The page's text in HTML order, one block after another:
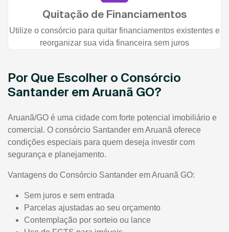
Quitação de Financiamentos
Utilize o consórcio para quitar financiamentos existentes e
reorganizar sua vida financeira sem juros
Por Que Escolher o Consórcio
Santander em Aruanã GO?
Aruanã/GO é uma cidade com forte potencial imobiliário e
comercial. O consórcio Santander em Aruanã oferece
condições especiais para quem deseja investir com
segurança e planejamento.
Vantagens do Consórcio Santander em Aruanã GO:
Sem juros e sem entrada
Parcelas ajustadas ao seu orçamento
Contemplação por sorteio ou lance